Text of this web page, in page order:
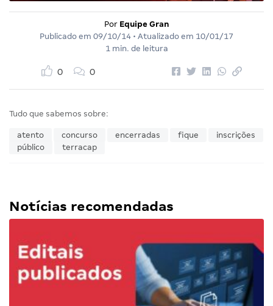
Por Equipe Gran
Publicado em 09/10/14 • Atualizado em 10/01/17
1 min. de leitura
0 0
Tudo que sabemos sobre:
atento concurso encerradas fique
inscrições
público
terracap
Notícias recomendadas